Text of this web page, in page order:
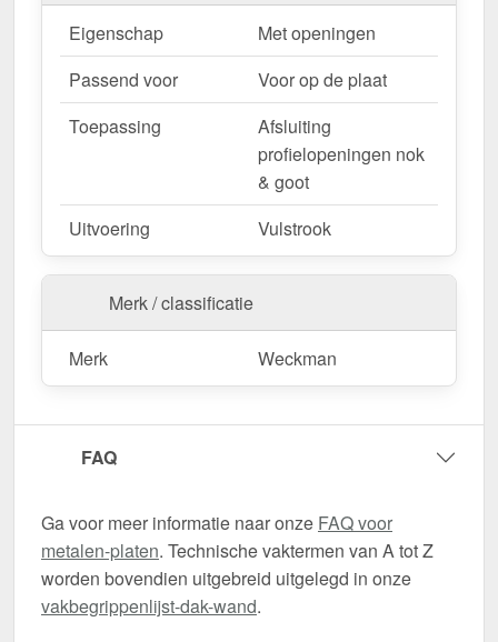
Eigenschap
Met openingen
Passend voor
Voor op de plaat
Toepassing
Afsluiting
profielopeningen nok
& goot
Uitvoering
Vulstrook
Merk / classificatie
Merk Weckman
FAQ
Ga voor meer informatie naar onze FAQ voor
metalen-platen. Technische vaktermen van A tot Z
worden bovendien uitgebreid uitgelegd in onze
vakbegrippenlijst-dak-wand.